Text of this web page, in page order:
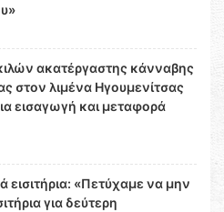
ακατέργαστης κάνναβης
στον λιμένα Ηγουμενίτσας
εισαγωγή και μεταφορά
εισιτήρια: «Πετύχαμε να μην
για δεύτερη